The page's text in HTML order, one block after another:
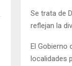
Se trata de
reflejan la
El Gobierno
localidades